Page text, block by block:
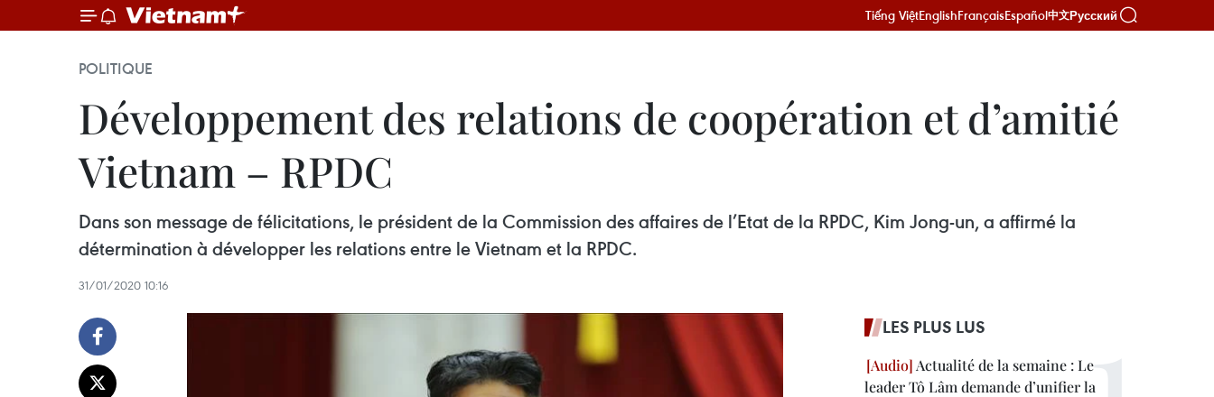
Tiếng ViệtEnglishFrançaisEspañol中文Русский
POLITIQUE
Développement des relations de coopération et d’amitié
Vietnam – RPDC
Dans son message de félicitations, le président de la Commission des affaires de l’Etat de la RPDC, Kim Jong-un, a affirmé la
détermination à développer les relations entre le Vietnam et la RPDC.
31/01/2020 10:16
LES PLUS LUS
Actualité de la semaine : Le
leader Tô Lâm demande d’unifier la